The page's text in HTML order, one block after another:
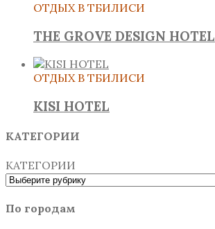
ОТДЫХ В ТБИЛИСИ
THE GROVE DESIGN HOTEL
ОТДЫХ В ТБИЛИСИ
KISI HOTEL
КАТЕГОРИИ
КАТЕГОРИИ
По городам